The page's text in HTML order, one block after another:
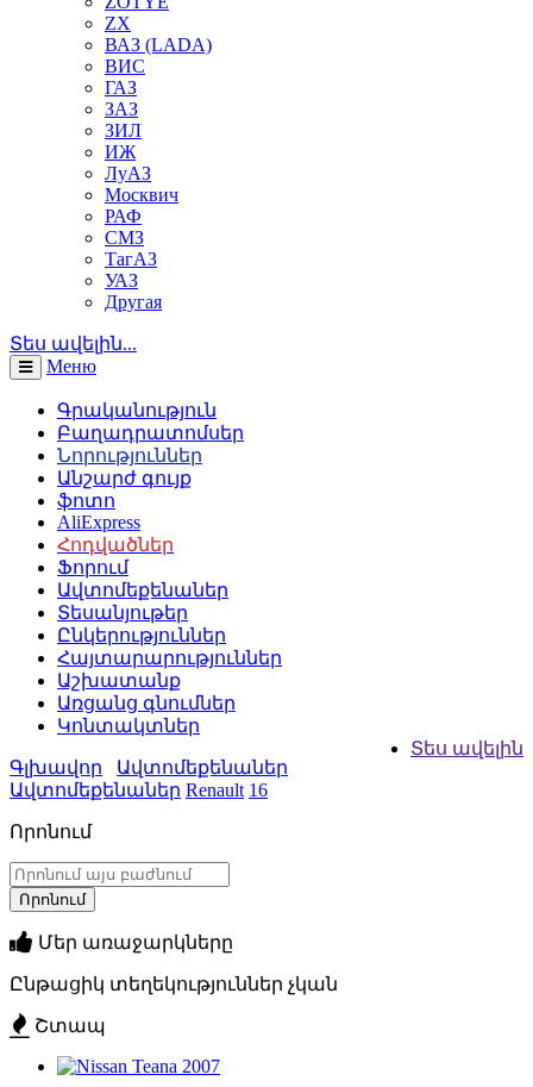
ZX
ВАЗ (LADA)
ВИС
ГАЗ
ЗАЗ
ЗИЛ
ИЖ
ЛуАЗ
Москвич
РАФ
СМЗ
ТагАЗ
УАЗ
Другая
Տես ավելին...
Меню
Գրականություն
Բաղադրատոմսեր
Նորություններ
Անշարժ գույք
ֆոտո
AliExpress
Հոդվածներ
Ֆորում
Ավտոմեքենաներ
Տեսանյութեր
Ընկերություններ
Հայտարարություններ
Աշխատանք
Առցանց գնումներ
Կոնտակտներ
Տես ավելին
Գլխավոր
Ավտոմեքենաներ
Ավտոմեքենաներ Renault 16
Որոնում
Մեր առաջարկները
Ընթացիկ տեղեկություններ չկան
Շտապ